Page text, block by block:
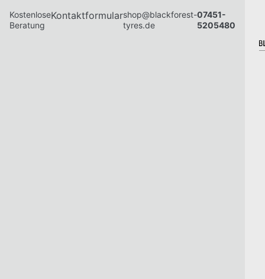
Kostenlose
Beratung
Kontaktformularshop@blackforest-
tyres.de
07451-
5205480